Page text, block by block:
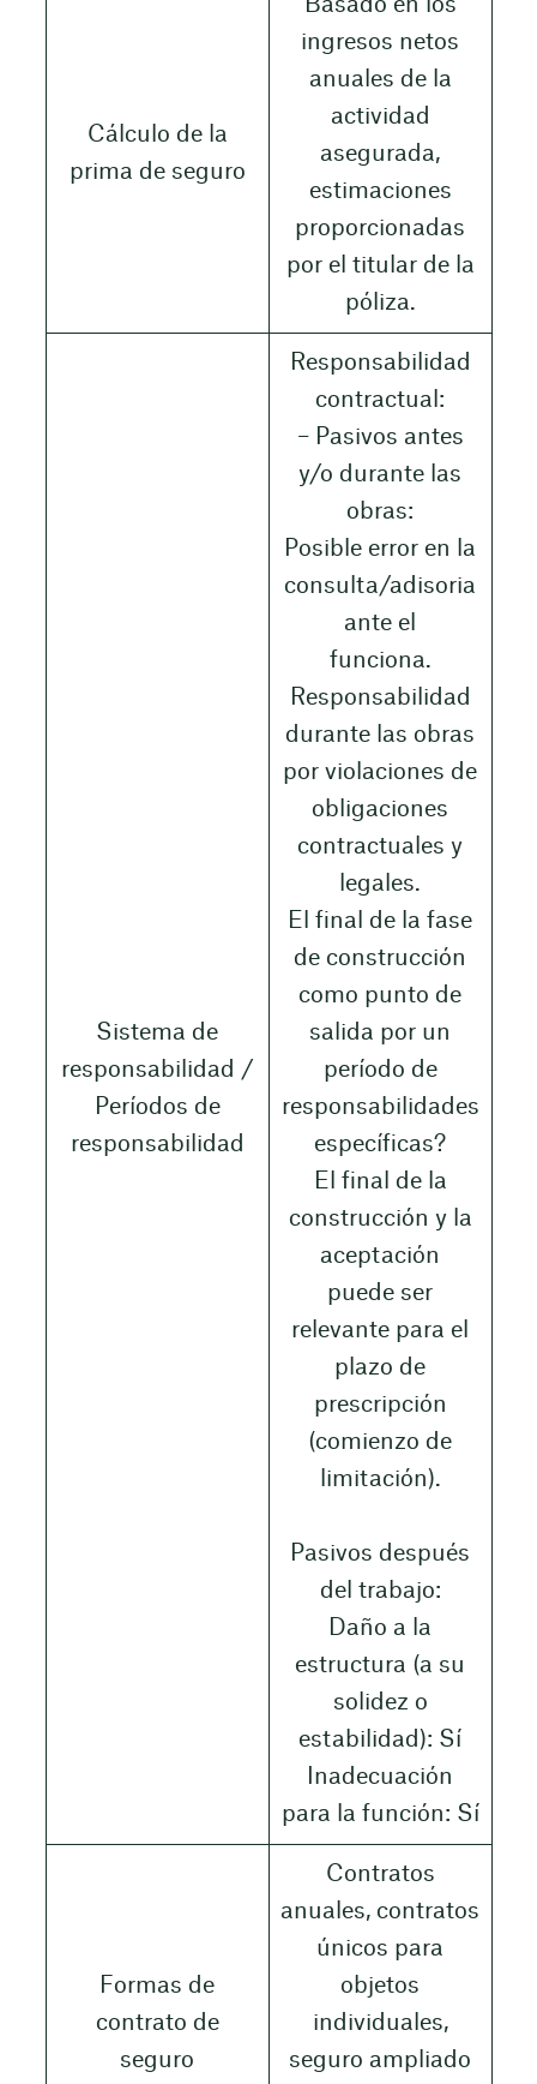
Cálculo de la
prima de seguro
Basado en los
ingresos netos
anuales de la
actividad
asegurada,
estimaciones
proporcionadas
por el titular de la
póliza.
Sistema de
responsabilidad /
Períodos de
responsabilidad
Responsabilidad
contractual:
– Pasivos antes
y/o durante las
obras:
Posible error en la
consulta/adisoria
ante el
funciona.
Responsabilidad
durante las obras
por violaciones de
obligaciones
contractuales y
legales.
El final de la fase
de construcción
como punto de
salida por un
período de
responsabilidades
específicas?
El final de la
construcción y la
aceptación
puede ser
relevante para el
plazo de
prescripción
(comienzo de
limitación).
Pasivos después
del trabajo:
Daño a la
estructura (a su
solidez o
estabilidad): Sí
Inadecuación
para la función: Sí
Formas de
contrato de
seguro
Contratos
anuales, contratos
únicos para
objetos
individuales,
seguro ampliado